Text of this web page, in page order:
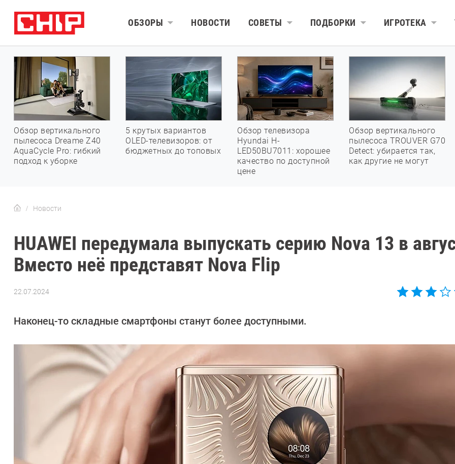
ОБЗОРЫ НОВОСТИ СОВЕТЫ ПОДБОРКИ ИГРОТЕКА
Обзор вертикального
пылесоса Dreame Z40
AquaCycle Pro: гибкий
подход к уборке
5 крутых вариантов
OLED-телевизоров: от
бюджетных до топовых
Обзор телевизора
Hyundai H-
LED50BU7011: хорошее
качество по доступной
цене
Обзор вертикального
пылесоса TROUVER G70
Detect: убирается так,
как другие не могут
Новости
HUAWEI передумала выпускать серию Nova 13 в
Вместо неё представят Nova Flip
22.07.2024
Довлатова
Наконец-то складные смартфоны станут более доступными.